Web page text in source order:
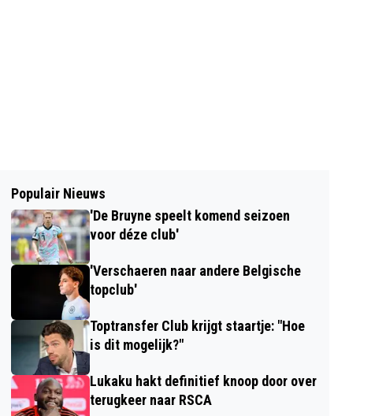
Populair Nieuws
'De Bruyne speelt komend seizoen
voor déze club'
'Verschaeren naar andere Belgische
topclub'
Toptransfer Club krijgt staartje: "Hoe
is dit mogelijk?"
Lukaku hakt definitief knoop door over
terugkeer naar RSCA